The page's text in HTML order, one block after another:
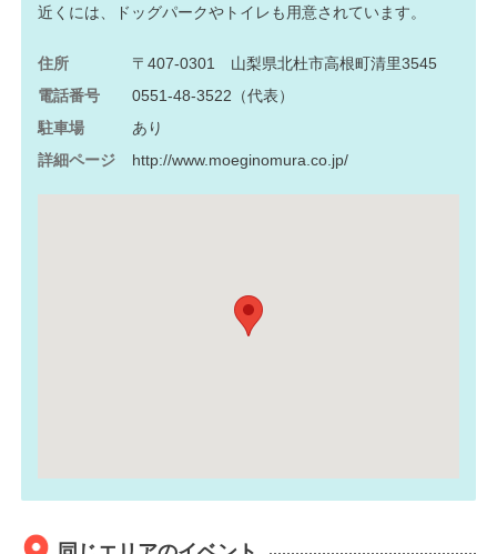
近くには、ドッグパークやトイレも用意されています。
住所
〒407-0301 山梨県北杜市高根町清里3545
電話番号
0551-48-3522（代表）
駐車場
あり
詳細ページ
http://www.moeginomura.co.jp/